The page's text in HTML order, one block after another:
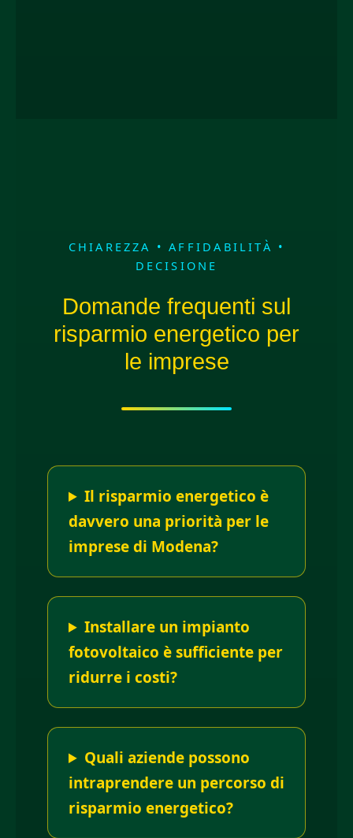
CHIAREZZA • AFFIDABILITÀ •
DECISIONE
Domande frequenti sul
risparmio energetico per
le imprese
Il risparmio energetico è
davvero una priorità per le
imprese di Modena?
Installare un impianto
fotovoltaico è sufficiente per
ridurre i costi?
Quali aziende possono
intraprendere un percorso di
risparmio energetico?